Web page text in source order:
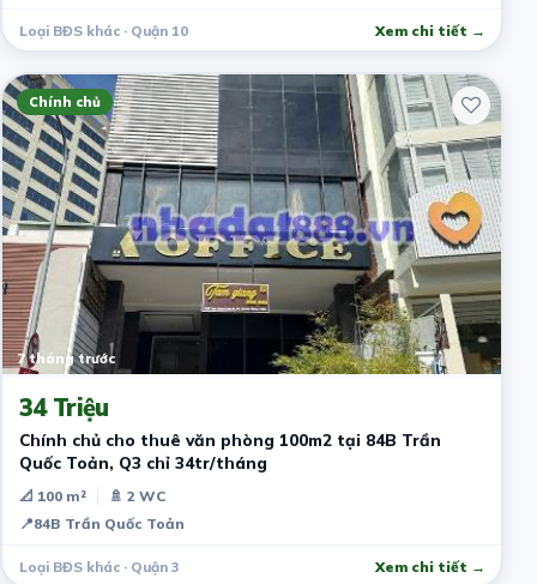
Loại BĐS khác · Quận 10 Xem chi tiết →
Chính chủ
7 tháng trước
34 Triệu
Chính chủ cho thuê văn phòng 100m2 tại 84B Trần
Quốc Toản, Q3 chỉ 34tr/tháng
📐 100 m²
🚿 2 WC
📍84B Trần Quốc Toản
Loại BĐS khác · Quận 3 Xem chi tiết →